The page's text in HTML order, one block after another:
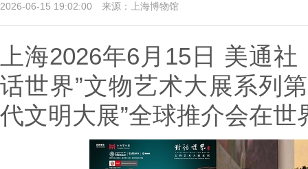
2026-06-15 19:02:00 来源：上海博物馆
上海2026年6月15日 美通社
话世界”文物艺术大展系列
代文明大展”全球推介会在